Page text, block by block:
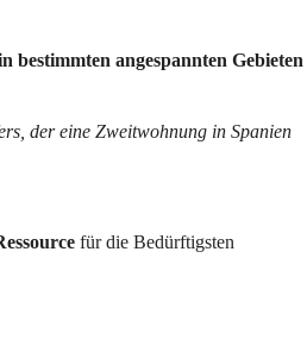
bestimmten angespannten Gebieten
der eine Zweitwohnung in Spanien
für die Bedürftigsten